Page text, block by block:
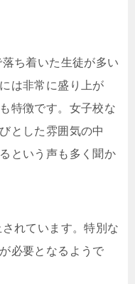
ち着いた生徒が多い
は非常に盛り上が
特徴です。女子校な
とした雰囲気の中
という声も多く聞か
れています。特別な
必要となるようで